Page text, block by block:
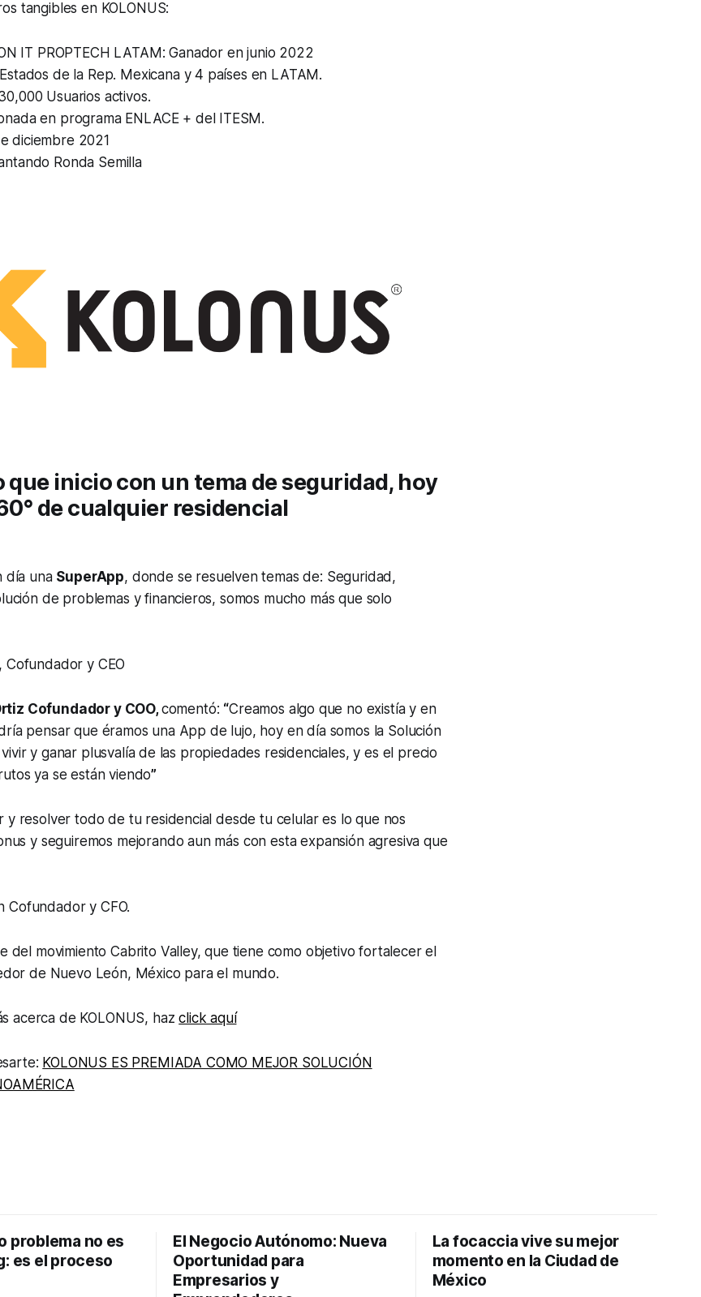
tangibles en KOLONUS:
IT PROPTECH LATAM: Ganador en junio 2022
de la Rep. Mexicana y 4 países en LATAM.
Usuarios activos.
en programa ENLACE + del ITESM.
diciembre 2021
Ronda Semilla
que inicio con un tema de seguridad, hoy
de cualquier residencial
día una SuperApp, donde se resuelven temas de: Seguridad,
de problemas y financieros, somos mucho más que solo
Cofundador y CEO
Cofundador y COO,comentó: “Creamos algo que no existía y en
pensar que éramos una App de lujo, hoy en día somos la Solución
y ganar plusvalía de las propiedades residenciales, y es el precio
ya se están viendo”
y resolver todo de tu residencial desde tu celular es lo que nos
y seguiremos mejorando aun más con esta expansión agresiva que
Cofundador y CFO.
del movimiento Cabrito Valley, que tiene como objetivo fortalecer el
de Nuevo León, México para el mundo.
acerca de KOLONUS, hazclick aquí
KOLONUS ES PREMIADA COMO MEJOR SOLUCIÓN
problema no es
es el proceso
El Negocio Autónomo: Nueva
Oportunidad para
Empresarios y
La focaccia vive su mejor
momento en la Ciudad de
México